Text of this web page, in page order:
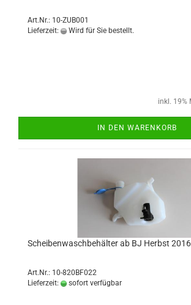
Art.Nr.: 10-ZUB001
Lieferzeit:
Wird für Sie bestellt.
inkl. 19%
IN DEN WARENKORB
Scheibenwaschbehälter ab BJ Herbst 2016
Art.Nr.: 10-820BF022
Lieferzeit:
sofort verfügbar